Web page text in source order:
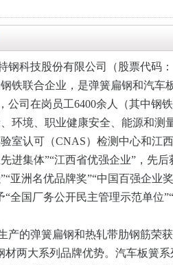
钢科技股份有限公司（股票代码
铁联合企业，是弹簧扁钢和汽车
公司在岗员工6400余人（其中钢
环境、职业健康安全、能源和测
室认可（CNAS）检测中心和江
进集体”“江西省优强企业”，先
亚洲名优品牌奖”“中国百强企业
“全国厂务公开民主管理示范单位
产的弹簧扁钢和热轧带肋钢筋荣
材两大系列品牌优势。汽车板簧